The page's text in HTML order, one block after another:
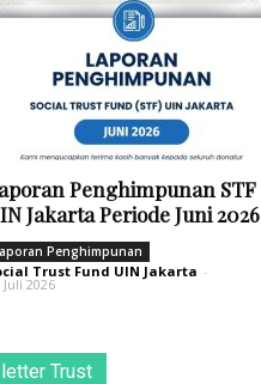
Penghimpunan STF
Jakarta Periode Juni 2026
Penghimpunan
Trust Fund UIN Jakarta -
Juli 2026
Trust